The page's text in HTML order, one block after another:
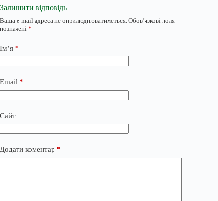
Залишити відповідь
Ваша e-mail адреса не оприлюднюватиметься. Обов’язкові поля
позначені *
Ім’я *
Email *
Сайт
Додати коментар *